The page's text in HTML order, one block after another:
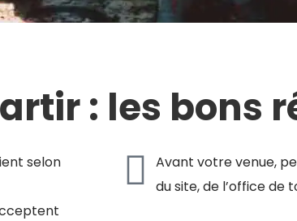
: les bons
selon
Avant votre venue,
du site, de l’office de